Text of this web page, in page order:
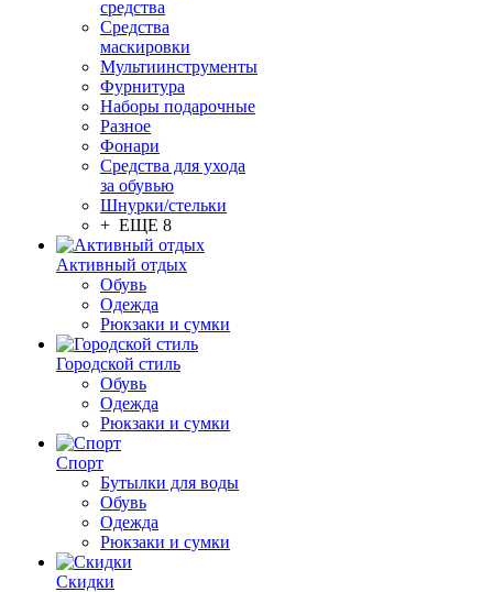
средства
Средства
маскировки
Мультиинструменты
Фурнитура
Наборы подарочные
Разное
Фонари
Средства для ухода
за обувью
Шнурки/стельки
+ ЕЩЕ 8
Активный отдых
Обувь
Одежда
Рюкзаки и сумки
Городской стиль
Обувь
Одежда
Рюкзаки и сумки
Спорт
Бутылки для воды
Обувь
Одежда
Рюкзаки и сумки
Скидки